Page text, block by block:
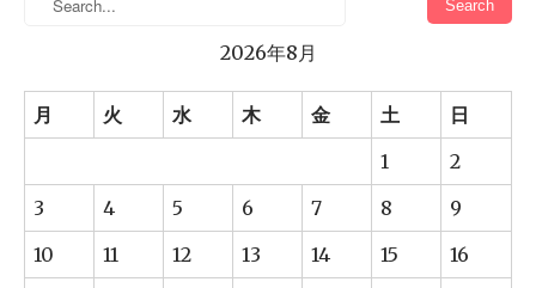
2026年8月
月 火 水 木 金 土
日
1
2
3
4 5 6 7 8
9
10
11 12 13 14 15
16